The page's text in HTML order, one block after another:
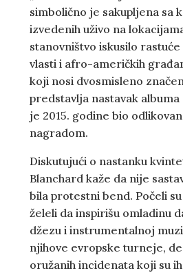
simbolično je sakupljena sa
izvedenih uživo na
stanovništvo iskusilo
vlasti i afro-američkih
koji nosi dvosmisleno
predstavlja nastavak albuma
je 2015. godine bio
nagradom.
Diskutujući o nastanku
Blanchard kaže da nije
bila protestni bend. Počeli
želeli da inspirišu omladinu
džezu i instrumentalnoj
njihove evropske turneje,
oružanih incidenata koji su